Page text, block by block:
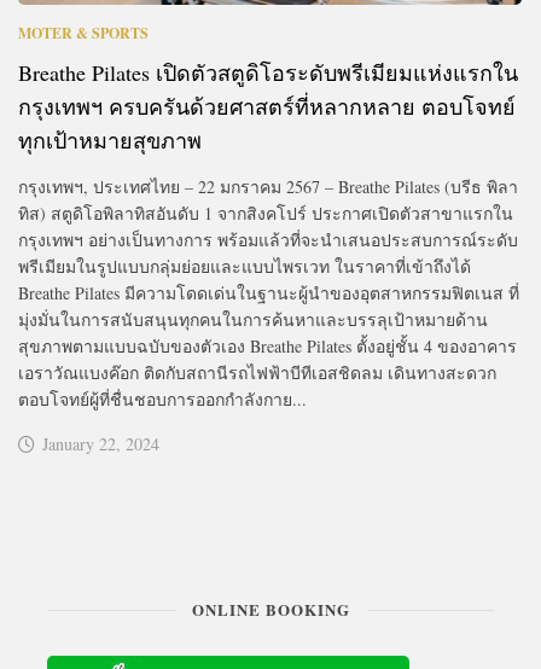
MOTER & SPORTS
Breathe Pilates เปิดตัวสตูดิโอระดับพรีเมียมแห่งแรกใน
กรุงเทพฯ ครบครันด้วยศาสตร์ที่หลากหลาย ตอบโจทย์
ทุกเป้าหมายสุขภาพ
กรุงเทพฯ, ประเทศไทย – 22 มกราคม 2567 – Breathe Pilates (บรีธ พิลา
ทิส) สตูดิโอพิลาทิสอันดับ 1 จากสิงคโปร์ ประกาศเปิดตัวสาขาแรกใน
กรุงเทพฯ อย่างเป็นทางการ พร้อมแล้วที่จะนำเสนอประสบการณ์ระดับ
พรีเมียมในรูปแบบกลุ่มย่อยและแบบไพรเวท ในราคาที่เข้าถึงได้
Breathe Pilates มีความโดดเด่นในฐานะผู้นำของอุตสาหกรรมฟิตเนส ที่
มุ่งมั่นในการสนับสนุนทุกคนในการค้นหาและบรรลุเป้าหมายด้าน
สุขภาพตามแบบฉบับของตัวเอง Breathe Pilates ตั้งอยู่ชั้น 4 ของอาคาร
เอราวัณแบงค๊อก ติดกับสถานีรถไฟฟ้าบีทีเอสชิดลม เดินทางสะดวก
ตอบโจทย์ผู้ที่ชื่นชอบการออกกำลังกาย...
January 22, 2024
ONLINE BOOKING